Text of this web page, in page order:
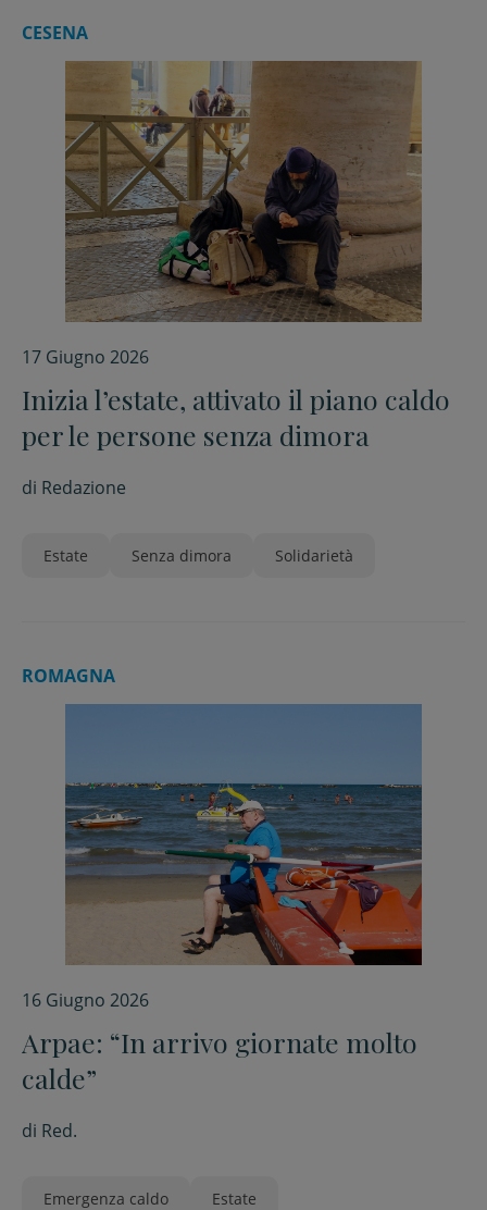
CESENA
17 Giugno 2026
Inizia l’estate, attivato il piano caldo
per le persone senza dimora
di Redazione
Estate Senza dimora Solidarietà
ROMAGNA
16 Giugno 2026
Arpae: “In arrivo giornate molto
calde”
di Red.
Emergenza caldo Estate